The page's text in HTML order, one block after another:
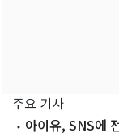
주요 기사
아이유, SNS에